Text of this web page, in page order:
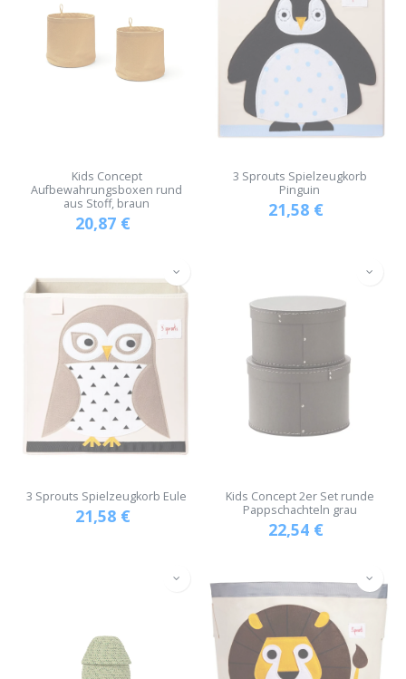
Kids Concept
Aufbewahrungsboxen rund
aus Stoff, braun
20,87 €
3 Sprouts Spielzeugkorb
Pinguin
21,58 €
3 Sprouts Spielzeugkorb Eule
21,58 €
Kids Concept 2er Set runde
Pappschachteln grau
22,54 €